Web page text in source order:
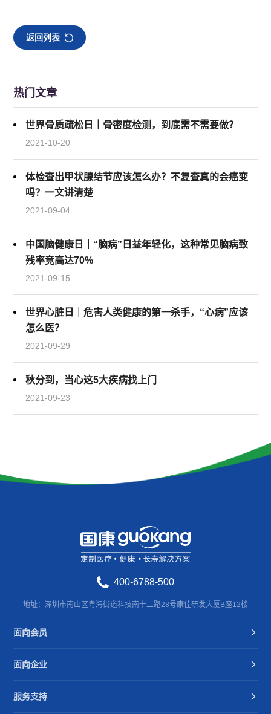
返回列表
热门文章
世界骨质疏松日｜骨密度检测，到底需不需要做？
2021-10-20
体检查出甲状腺结节应该怎么办？不复查真的会癌变
吗？一文讲清楚
2021-09-04
中国脑健康日｜“脑病”日益年轻化，这种常见脑病致
残率竟高达70%
2021-09-15
世界心脏日｜危害人类健康的第一杀手，“心病”应该
怎么医？
2021-09-29
秋分到，当心这5大疾病找上门
2021-09-23
400-6788-500
地址：深圳市南山区粤海街道科技南十二路28号康佳研发大厦B座12楼
面向会员
面向企业
服务支持